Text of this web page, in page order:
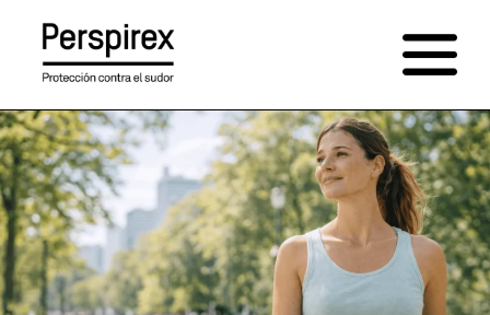
contenido